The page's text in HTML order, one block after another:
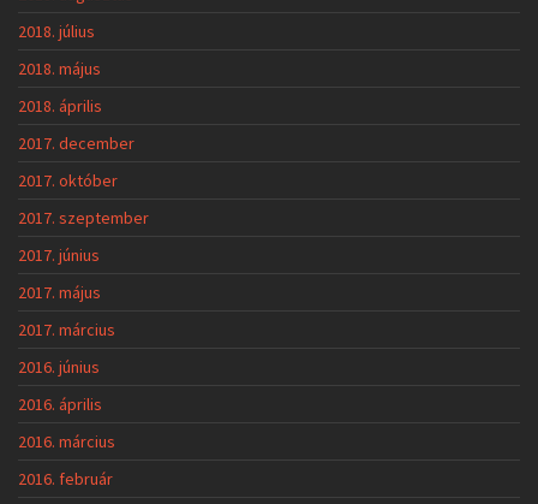
2018. július
2018. május
2018. április
2017. december
2017. október
2017. szeptember
2017. június
2017. május
2017. március
2016. június
2016. április
2016. március
2016. február